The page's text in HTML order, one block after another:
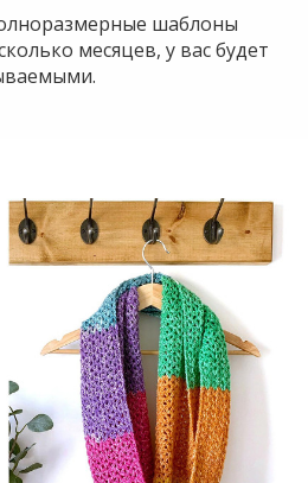
шаблоны
месяцев, у вас будет